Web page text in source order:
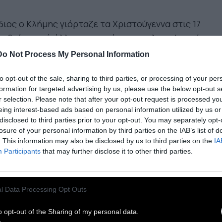
Not Process My Personal Information
opt-out of the sale, sharing to third parties, or processing of your
for targeted advertising by us, please use the below opt-out
selection. Please note that after your opt-out request is processed
interest-based ads based on personal information utilized by us
to third parties prior to your opt-out. You may separately
of your personal information by third parties on the IAB’s list of
This information may also be disclosed by us to third parties on the
Participants that may further disclose it to other third parties.
Data Processing Opt Outs
opt-out of the Sharing of my personal data.
ο Κλήμης γιόρταζε τα Χριστούγεννα στις 17
ενώ άλλες μαρτυρίες μας πληροφορούν
ο εορτασμός των Χριστουγέννων τελούνταν
όμως βάσιζαν τον εορτασμό στις
αυτές είναι σήμερα πια άγνωστο.
των Χριστουγέννων στις 25
ξεκίνησε στη Ρώμη, όπου οι πρώτοι
τελούσαν τις θρησκευτικές τους εορτές
οι Ρωμαίοι ήσαν απασχολημένοι με τις δικές
γιορτές των Σατουρναλίων.
Περσία, η 25η Δεκεμβρίου γιορταζόταν ως